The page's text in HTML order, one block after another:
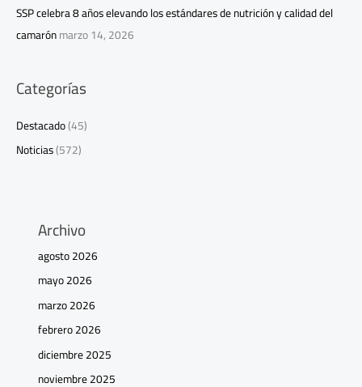
SSP celebra 8 años elevando los estándares de nutrición y calidad del
camarónmarzo 14, 2026
Categorías
Destacado(45)
Noticias(572)
Archivo
agosto 2026
mayo 2026
marzo 2026
febrero 2026
diciembre 2025
noviembre 2025